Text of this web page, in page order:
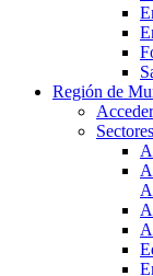
Región de
Sectores